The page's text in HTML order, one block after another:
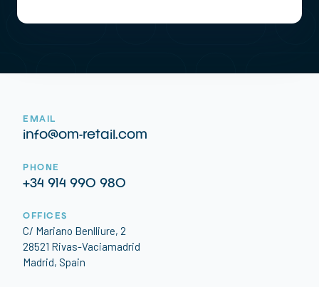
EMAIL
info@om-retail.com
PHONE
+34 914 990 980
OFFICES
C/ Mariano Benlliure, 2
28521 Rivas-Vaciamadrid
Madrid, Spain